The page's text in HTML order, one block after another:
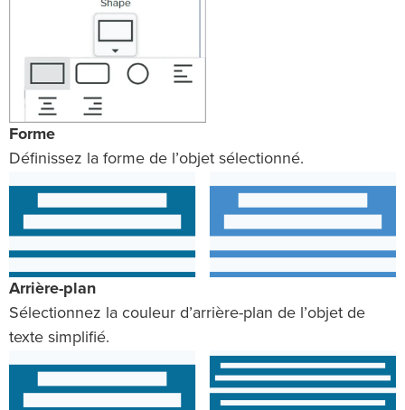
Forme
Définissez la forme de l’objet sélectionné.
Arrière-plan
Sélectionnez la couleur d’arrière-plan de l’objet de
texte simplifié.